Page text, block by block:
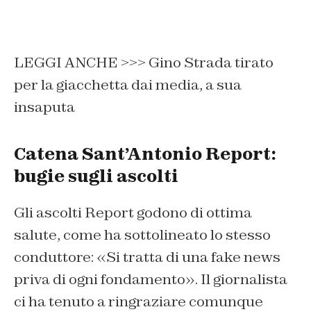
LEGGI ANCHE >>> Gino Strada tirato
per la giacchetta dai media, a sua
insaputa
Catena Sant’Antonio Report:
bugie sugli ascolti
Gli ascolti Report godono di ottima
salute, come ha sottolineato lo stesso
conduttore: «Si tratta di una fake news
priva di ogni fondamento». Il giornalista
ci ha tenuto a ringraziare comunque